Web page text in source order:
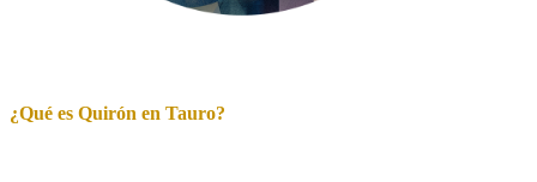
¿Qué es Quirón en Tauro?